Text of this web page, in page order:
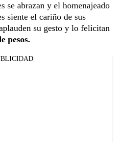
se abrazan y el homenajeado
siente el cariño de sus
su gesto y lo felicitan
pesos.